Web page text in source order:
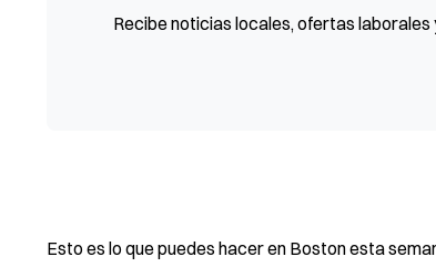
Recibe noticias locales, ofertas
Esto es lo que puedes hacer en Boston esta